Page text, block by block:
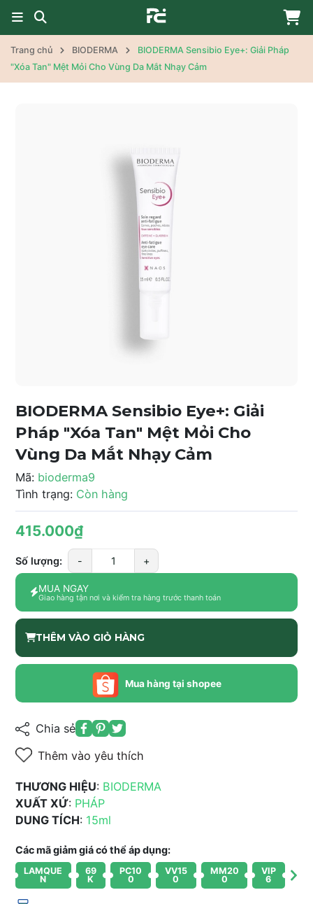
Trang chủ BIODERMA
BIODERMA Sensibio Eye+: Giải Pháp
"Xóa Tan" Mệt Mỏi Cho Vùng Da Mắt Nhạy Cảm
BIODERMA Sensibio Eye+: Giải
Pháp "Xóa Tan" Mệt Mỏi Cho
Vùng Da Mắt Nhạy Cảm
Mã: bioderma9
Tình trạng: Còn hàng
415.000₫
Số lượng: - +
MUA NGAY
Giao hàng tận nơi và kiểm tra hàng trước thanh toán
THÊM VÀO GIỎ HÀNG
Mua hàng tại shopee
Chia sẻ
Thêm vào yêu thích
THƯƠNG HIỆU: BIODERMA
XUẤT XỨ: PHÁP
DUNG TÍCH: 15ml
Các mã giảm giá có thể áp dụng:
LAMQUE
N
69
K
PC10
0
VV15
0
MM20
0
VIP
6